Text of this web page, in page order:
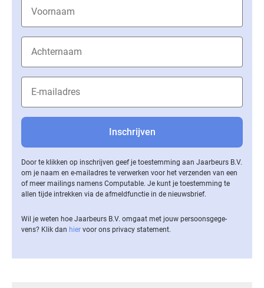
Door te klikken op inschrijven geef je toestemming aan Jaarbeurs B.V.
om je naam en e-mailadres te verwerken voor het verzenden van een
of meer mailings namens Computable. Je kunt je toestemming te
allen tijde intrekken via de af­meld­func­tie in de nieuwsbrief.
Wil je weten hoe Jaarbeurs B.V. omgaat met jouw per­soons­ge­ge­
vens? Klik dan hier voor ons privacy statement.